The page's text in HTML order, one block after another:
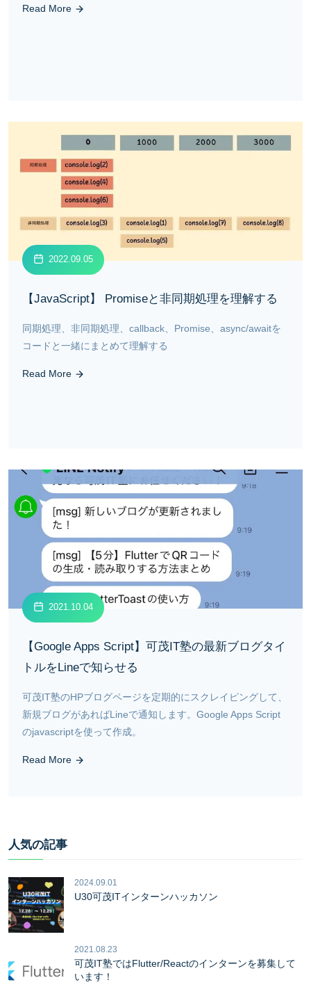
Read More
2022.09.05
【JavaScript】 Promiseと非同期処理を理解する
同期処理、非同期処理、callback、Promise、async/awaitを
コードと一緒にまとめて理解する
Read More
2021.10.04
【Google Apps Script】可茂IT塾の最新ブログタイ
トルをLineで知らせる
可茂IT塾のHPブログページを定期的にスクレイピングして、
新規ブログがあればLineで通知します。Google Apps Script
のjavascriptを使って作成。
Read More
人気の記事
2024.09.01
U30可茂ITインターンハッカソン
2021.08.23
可茂IT塾ではFlutter/Reactのインターンを募集して
います！